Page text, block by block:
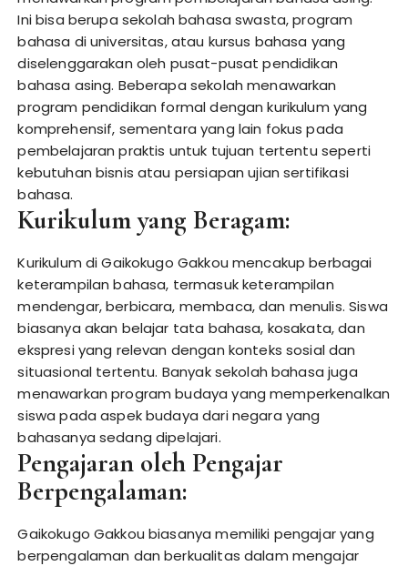
Ini bisa berupa sekolah bahasa swasta, program
bahasa di universitas, atau kursus bahasa yang
diselenggarakan oleh pusat-pusat pendidikan
bahasa asing. Beberapa sekolah menawarkan
program pendidikan formal dengan kurikulum yang
komprehensif, sementara yang lain fokus pada
pembelajaran praktis untuk tujuan tertentu seperti
kebutuhan bisnis atau persiapan ujian sertifikasi
bahasa.
Kurikulum yang Beragam:
Kurikulum di Gaikokugo Gakkou mencakup berbagai
keterampilan bahasa, termasuk keterampilan
mendengar, berbicara, membaca, dan menulis. Siswa
biasanya akan belajar tata bahasa, kosakata, dan
ekspresi yang relevan dengan konteks sosial dan
situasional tertentu. Banyak sekolah bahasa juga
menawarkan program budaya yang memperkenalkan
siswa pada aspek budaya dari negara yang
bahasanya sedang dipelajari.
Pengajaran oleh Pengajar
Berpengalaman:
Gaikokugo Gakkou biasanya memiliki pengajar yang
berpengalaman dan berkualitas dalam mengajar